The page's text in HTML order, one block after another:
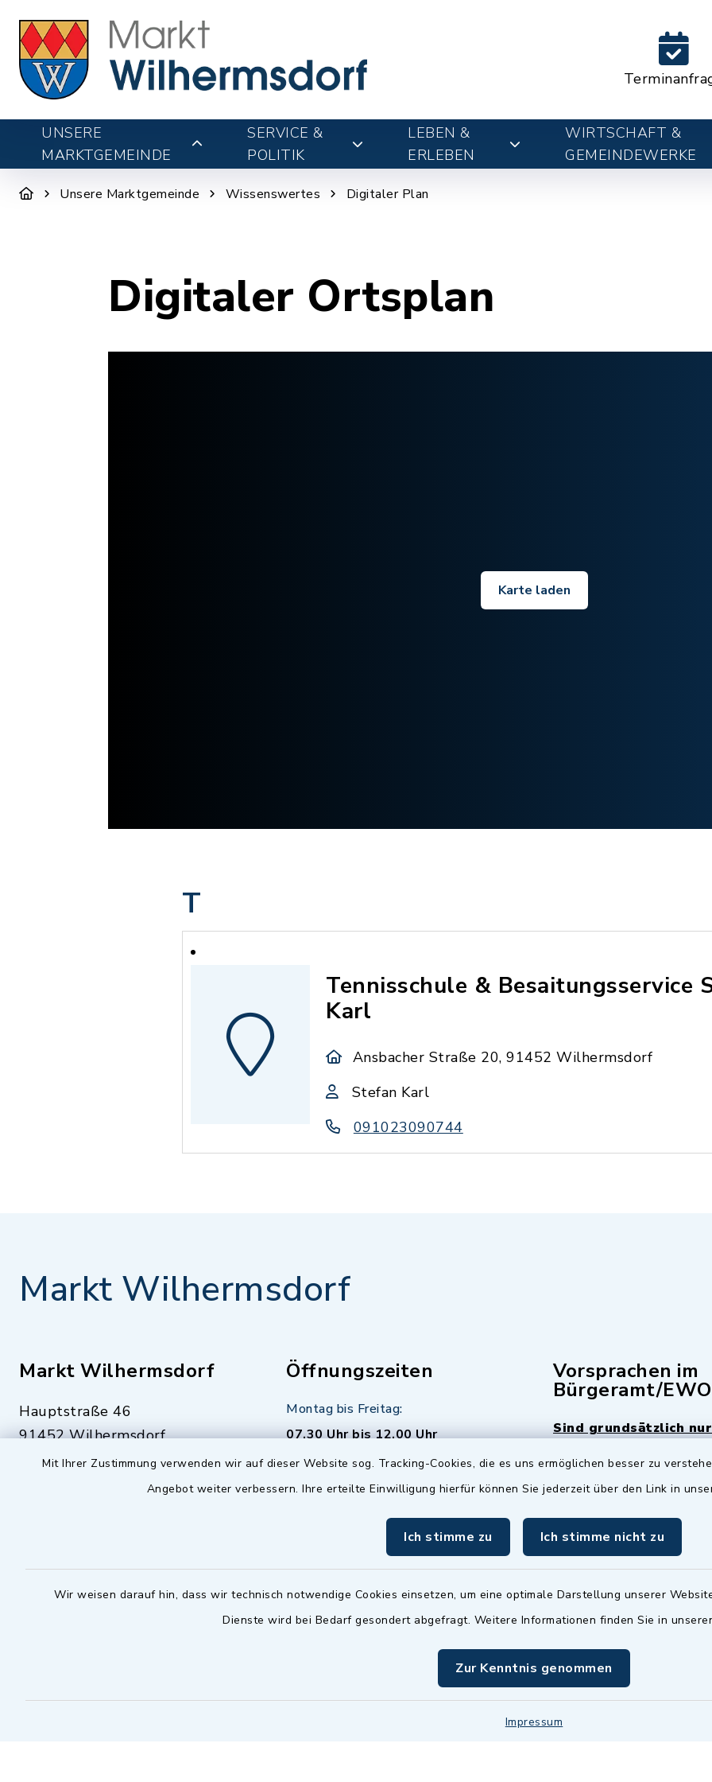
Mit Ihrer Zustimmung verwenden wir auf dieser Website sog. Tracking-Cookies, die es uns ermöglichen besser zu
Angebot weiter verbessern. Ihre erteilte Einwilligung hierfür können Sie jederzeit über den Link in
Ich stimme zu Ich stimme nicht zu
Wir weisen darauf hin, dass wir technisch notwendige Cookies einsetzen, um eine optimale Darstellung unserer
Dienste wird bei Bedarf gesondert abgefragt. Weitere Informationen finden Sie in
Zur Kenntnis genommen
Impressum
UNSERE
MARKTGEMEINDE
SERVICE &
POLITIK
LEBEN &
ERLEBEN
WIRTSCHAFT &
GEMEINDEWERKE
Unsere Marktgemeinde Wissenswertes Digitaler Plan
Digitaler Ortsplan
Karte laden
T
Tennisschule & Besaitungsservice
Karl
Ansbacher Straße 20, 91452 Wilhermsdorf
Stefan Karl
091023090744
Markt Wilhermsdorf
Markt Wilhermsdorf
Hauptstraße 46
91452 Wilhermsdorf
09102 9958-0
09102 9958-111
Notfallnummer Bauhof
0151 57140232
Öffnungszeiten
Montag bis Freitag:
07.30 Uhr bis 12.00 Uhr
Dienstag zusätzlich:
16.30 bis 18.00 Uhr - allerdings
nur mit Termin
(abweichende Termine sind
möglich - bitte fragen Sie den
zuständigen Sachbearbeiter)
Vorsprachen im
Bürgeramt/EWO
Sind grundsätzlich
istMittwochs